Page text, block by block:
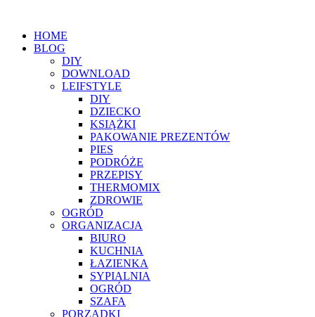
HOME
BLOG
DIY
DOWNLOAD
LEIFSTYLE
DIY
DZIECKO
KSIĄŻKI
PAKOWANIE PREZENTÓW
PIES
PODRÓŻE
PRZEPISY
THERMOMIX
ZDROWIE
OGRÓD
ORGANIZACJA
BIURO
KUCHNIA
ŁAZIENKA
SYPIALNIA
OGRÓD
SZAFA
PORZĄDKI